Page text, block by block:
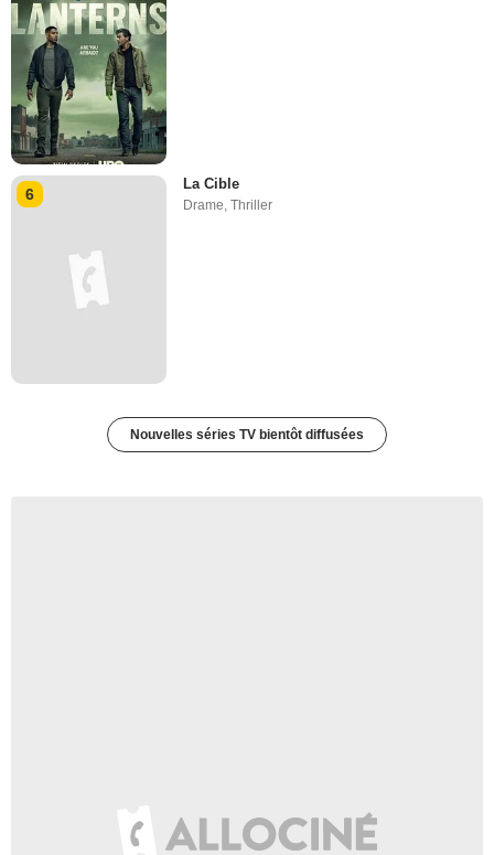
6
La Cible
Drame,Thriller
Nouvelles séries TV bientôt diffusées